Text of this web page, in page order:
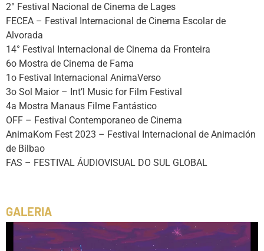
2° Festival Nacional de Cinema de Lages
FECEA – Festival Internacional de Cinema Escolar de
Alvorada
14° Festival Internacional de Cinema da Fronteira
6o Mostra de Cinema de Fama
1o Festival Internacional AnimaVerso
3o Sol Maior – Int’l Music for Film Festival
4a Mostra Manaus Filme Fantástico
OFF – Festival Contemporaneo de Cinema
AnimaKom Fest 2023 – Festival Internacional de Animación
de Bilbao
FAS – FESTIVAL ÁUDIOVISUAL DO SUL GLOBAL
GALERIA